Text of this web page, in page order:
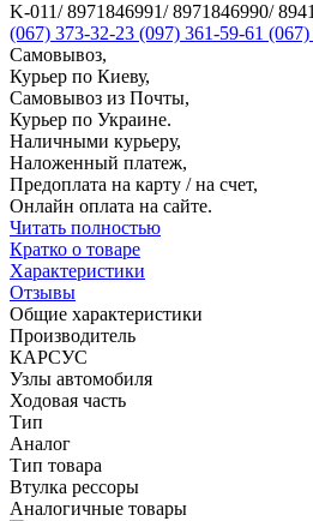
K-011/ 8971846991/ 8971846990/
(067) 373-32-23 (097) 361-59-61
Самовывоз,
Курьер по Киеву,
Самовывоз из Почты,
Курьер по Украине.
Наличными курьеру,
Наложенный платеж,
Предоплата на карту / на счет,
Онлайн оплата на сайте.
Читать полностью
Кратко о товаре
Характеристики
Отзывы
Общие характеристики
Производитель
КАРСУС
Узлы автомобиля
Ходовая часть
Тип
Аналог
Тип товара
Втулка рессоры
Аналогичные товары